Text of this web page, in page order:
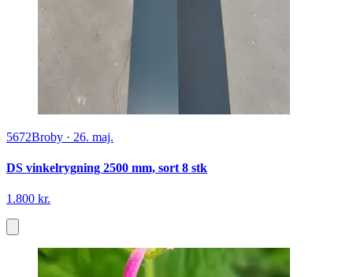
5672Broby · 26. maj.
DS vinkelrygning 2500 mm, sort 8 stk
1.800 kr.